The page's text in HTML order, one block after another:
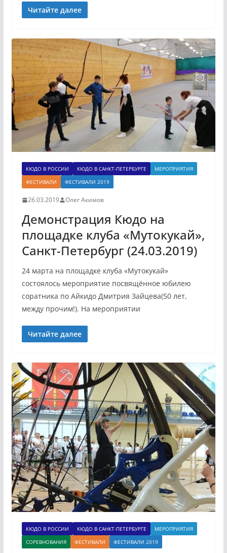
Читайте далее
КЮДО В РОССИИ КЮДО В САНКТ-ПЕТЕРБУРГЕ
МЕРОПРИЯТИЯ
ФЕСТИВАЛИ
ФЕСТИВАЛИ 2019
26.03.2019 Олег Акимов
Демонстрация Кюдо на
площадке клуба «Мутокукай»,
Санкт-Петербург (24.03.2019)
24 марта на площадке клуба «Мутокукай»
состоялось мероприятие посвящённое юбилею
соратника по Айкидо Дмитрия Зайцева(50 лет,
между прочим!). На мероприятии
Читайте далее
КЮДО В РОССИИ КЮДО В САНКТ-ПЕТЕРБУРГЕ
МЕРОПРИЯТИЯ
СОРЕВНОВАНИЯ
ФЕСТИВАЛИ ФЕСТИВАЛИ 2019